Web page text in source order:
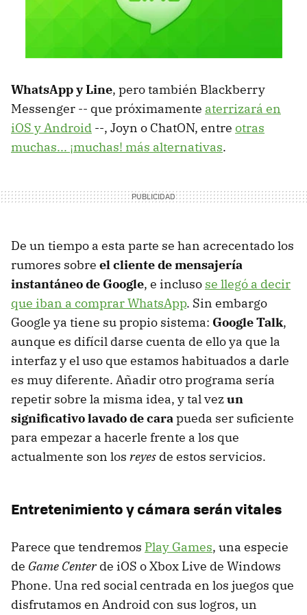
WhatsApp y Line, pero también Blackberry
Messenger -- que próximamente aterrizará en
iOS y Android --, Joyn o ChatON, entre otras
muchas... ¡muchas! más alternativas.
De un tiempo a esta parte se han acrecentado los
rumores sobre el cliente de mensajería
instantáneo de Google, e incluso se llegó a decir
que iban a comprar WhatsApp. Sin embargo
Google ya tiene su propio sistema: Google Talk,
aunque es difícil darse cuenta de ello ya que la
interfaz y el uso que estamos habituados a darle
es muy diferente. Añadir otro programa sería
repetir sobre la misma idea, y tal vezun
significativo lavado de carapueda ser suficiente
para empezar a hacerle frente a los que
actualmente son los reyes de estos servicios.
Entretenimiento y cámara serán vitales
Parece que tendremos Play Games, una especie
de Game Centerde iOS o Xbox Live de Windows
Phone. Una red social centrada en los juegos que
disfrutamos en Android con sus logros, un